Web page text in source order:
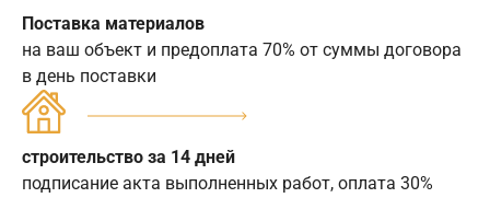
Поставка материалов
на ваш объект и предоплата 70% от суммы договора
в день поставки
строительство за 14 дней
подписание акта выполненных работ, оплата 30%